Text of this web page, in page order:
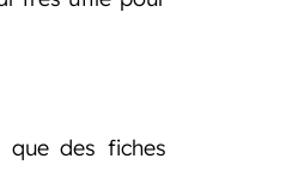
des fiches